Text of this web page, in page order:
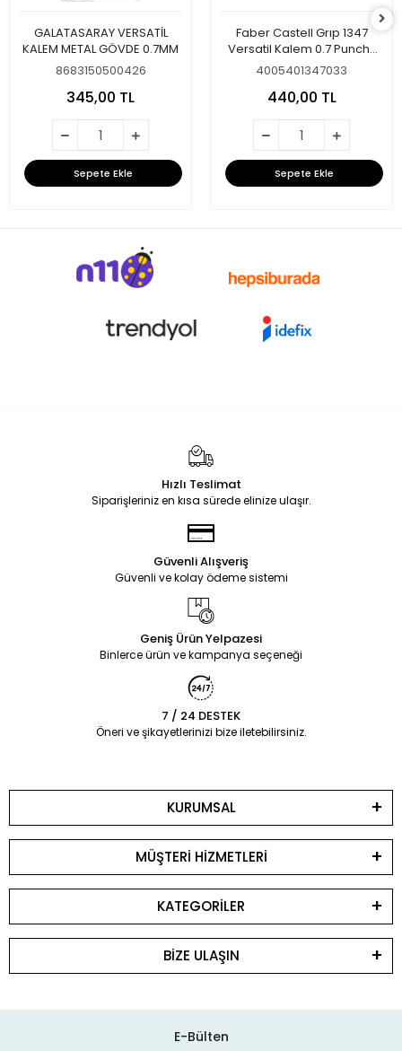
GALATASARAY VERSATİL
KALEM METAL GÖVDE 0.7MM
8683150500426
345,00 TL
Sepete Ekle
Faber Castell Grıp 1347
Versatil Kalem 0.7 Punchy
Melon
4005401347033
440,00 TL
Sepete Ekle
Hızlı Teslimat
Siparişleriniz en kısa sürede elinize ulaşır.
Güvenli Alışveriş
Güvenli ve kolay ödeme sistemi
Geniş Ürün Yelpazesi
Binlerce ürün ve kampanya seçeneği
7 / 24 DESTEK
Öneri ve şikayetlerinizi bize iletebilirsiniz.
KURUMSAL
MÜŞTERİ HİZMETLERİ
KATEGORİLER
BİZE ULAŞIN
E-Bülten